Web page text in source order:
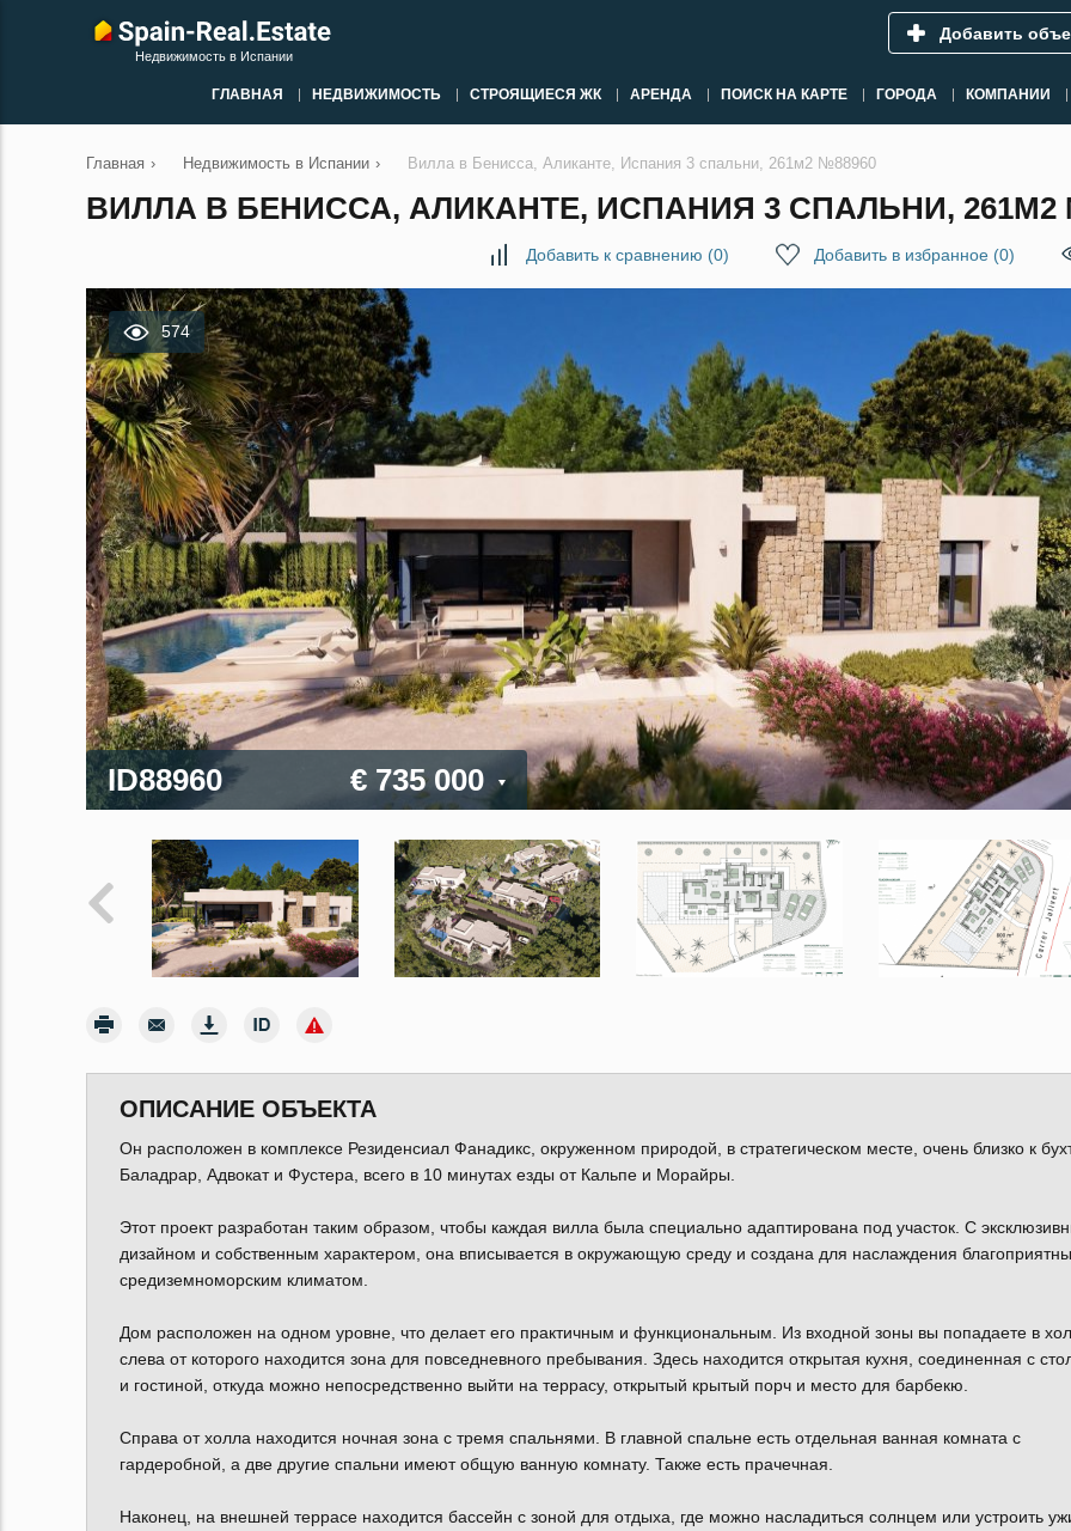
Недвижимость в Испании
Добавить
ГЛАВНАЯ НЕДВИЖИМОСТЬ СТРОЯЩИЕСЯ ЖК АРЕНДА ПОИСК НА КАРТЕ ГОРОДА КОМПАНИИ
Главная › Недвижимость в Испании › Вилла в Бенисса, Аликанте, Испания 3 спальни, 261м2 №88960
ВИЛЛА В БЕНИССА, АЛИКАНТЕ, ИСПАНИЯ 3 СПАЛЬНИ, 261М2
Добавить к сравнению (0) Добавить в избранное (0)
574
ID88960 € 735 000
ОПИСАНИЕ ОБЪЕКТА
Он расположен в комплексе Резиденсиал Фанадикс, окруженном природой, в стратегическом месте, очень близко к
Баладрар, Адвокат и Фустера, всего в 10 минутах езды от Кальпе и Морайры.
Этот проект разработан таким образом, чтобы каждая вилла была специально адаптирована под участок. С
дизайном и собственным характером, она вписывается в окружающую среду и создана для наслаждения
средиземноморским климатом.
Дом расположен на одном уровне, что делает его практичным и функциональным. Из входной зоны вы попадаете в
слева от которого находится зона для повседневного пребывания. Здесь находится открытая кухня, соединенная с
и гостиной, откуда можно непосредственно выйти на террасу, открытый крытый порч и место для барбекю.
Справа от холла находится ночная зона с тремя спальнями. В главной спальне есть отдельная ванная комната с
гардеробной, а две другие спальни имеют общую ванную комнату. Также есть прачечная.
Наконец, на внешней террасе находится бассейн с зоной для отдыха, где можно насладиться солнцем или устроить